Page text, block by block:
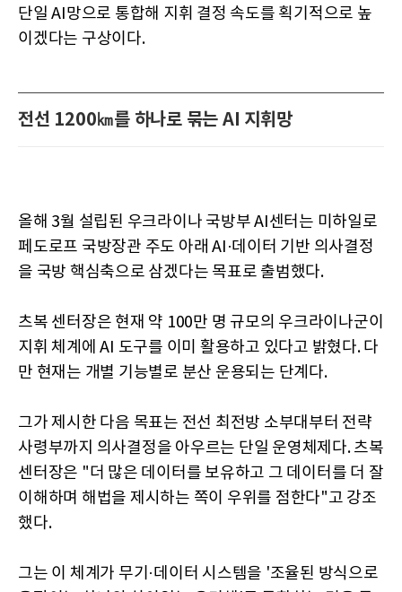
단일 AI망으로 통합해 지휘 결정 속도를 획기적으로 높
이겠다는 구상이다.
전선 1200㎞를 하나로 묶는 AI 지휘망
올해 3월 설립된 우크라이나 국방부 AI센터는 미하일로
페도로프 국방장관 주도 아래 AI·데이터 기반 의사결정
을 국방 핵심축으로 삼겠다는 목표로 출범했다.
츠복 센터장은 현재 약 100만 명 규모의 우크라이나군이
지휘 체계에 AI 도구를 이미 활용하고 있다고 밝혔다. 다
만 현재는 개별 기능별로 분산 운용되는 단계다.
그가 제시한 다음 목표는 전선 최전방 소부대부터 전략
사령부까지 의사결정을 아우르는 단일 운영체제다. 츠복
센터장은 "더 많은 데이터를 보유하고 그 데이터를 더 잘
이해하며 해법을 제시하는 쪽이 우위를 점한다"고 강조
했다.
그는 이 체계가 무기·데이터 시스템을 '조율된 방식으로